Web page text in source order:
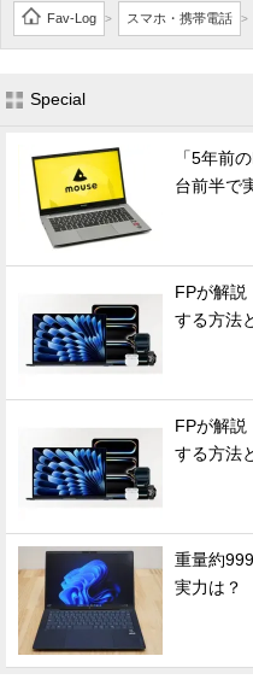
Fav-Log > スマホ・携帯電話 >
Special
「5年前
台前半で
FPが解
する方法
FPが解
する方法
重量約
実力は？